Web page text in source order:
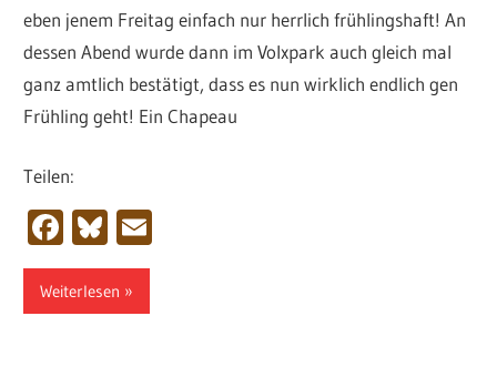
eben jenem Freitag einfach nur herrlich frühlingshaft! An
dessen Abend wurde dann im Volxpark auch gleich mal
ganz amtlich bestätigt, dass es nun wirklich endlich gen
Frühling geht! Ein Chapeau
Teilen:
Facebook
Bluesky
Weiterlesen